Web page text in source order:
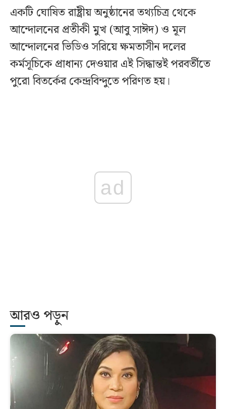
একটি ঘোষিত রাষ্ট্রীয় অনুষ্ঠানের তথ্যচিত্র থেকে
আন্দোলনের প্রতীকী মুখ (আবু সাঈদ) ও মূল
আন্দোলনের ভিডিও সরিয়ে ক্ষমতাসীন দলের
কর্মসূচিকে প্রাধান্য দেওয়ার এই সিদ্ধান্তই পরবর্তীতে
পুরো বিতর্কের কেন্দ্রবিন্দুতে পরিণত হয়।
ad
আরও পড়ুন